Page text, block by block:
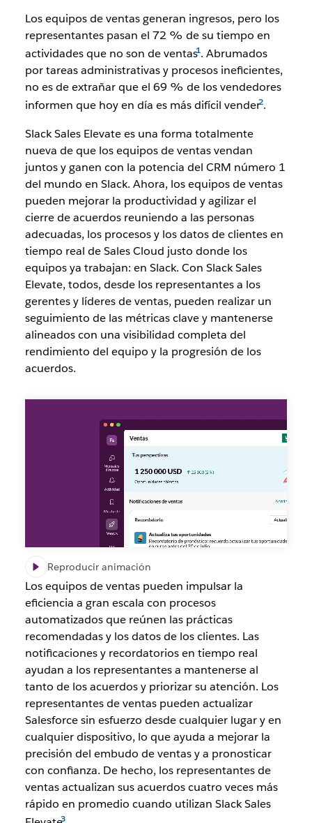
Los equipos de ventas generan ingresos, pero los
representantes pasan el 72 % de su tiempo en
actividades que no son de ventas . Abrumados
por tareas administrativas y procesos ineficientes,
no es de extrañar que el 69 % de los vendedores
informen que hoy en día es más difícil vender .
Slack Sales Elevate es una forma totalmente
nueva de que los equipos de ventas vendan
juntos y ganen con la potencia del CRM número 1
del mundo en Slack. Ahora, los equipos de ventas
pueden mejorar la productividad y agilizar el
cierre de acuerdos reuniendo a las personas
adecuadas, los procesos y los datos de clientes en
tiempo real de Sales Cloud justo donde los
equipos ya trabajan: en Slack. Con Slack Sales
Elevate, todos, desde los representantes a los
gerentes y líderes de ventas, pueden realizar un
seguimiento de las métricas clave y mantenerse
alineados con una visibilidad completa del
rendimiento del equipo y la progresión de los
acuerdos.
Reproducir animación
Los equipos de ventas pueden impulsar la
eficiencia a gran escala con procesos
automatizados que reúnen las prácticas
recomendadas y los datos de los clientes. Las
notificaciones y recordatorios en tiempo real
ayudan a los representantes a mantenerse al
tanto de los acuerdos y priorizar su atención. Los
representantes de ventas pueden actualizar
Salesforce sin esfuerzo desde cualquier lugar y en
cualquier dispositivo, lo que ayuda a mejorar la
precisión del embudo de ventas y a pronosticar
con confianza. De hecho, los representantes de
ventas actualizan sus acuerdos cuatro veces más
rápido en promedio cuando utilizan Slack Sales